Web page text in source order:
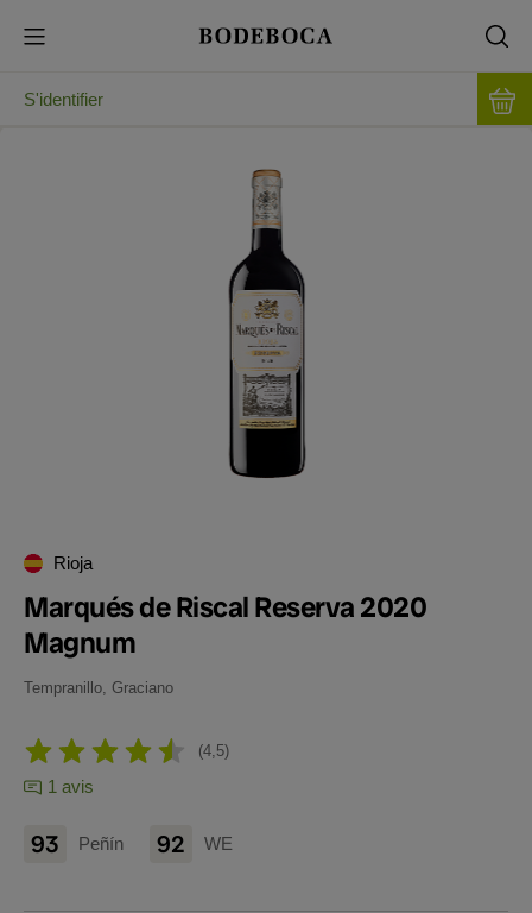
S'identifier
Rioja
Marqués de Riscal Reserva 2020
Magnum
Tempranillo, Graciano
4,5
1 avis
93 Peñín 92 WE